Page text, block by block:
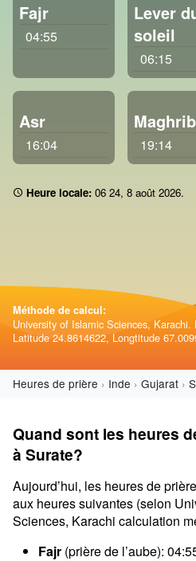
Fajr
04:55
Lever
soleil
06:15
Asr
16:04
Maghrib
19:14
Heure locale: 06:24, 8 août 2026.
Méthode de calcul:
University of Islamic Sciences, Karachi.
Latitude 24.8614622, Longtitude
Heures de prière Inde Gujarat
Quand sont les heures
à Surate?
Aujourd’hui, les heures de
aux heures suivantes (selon
Sciences, Karachi calculation
Fajr (prière de l’aube):